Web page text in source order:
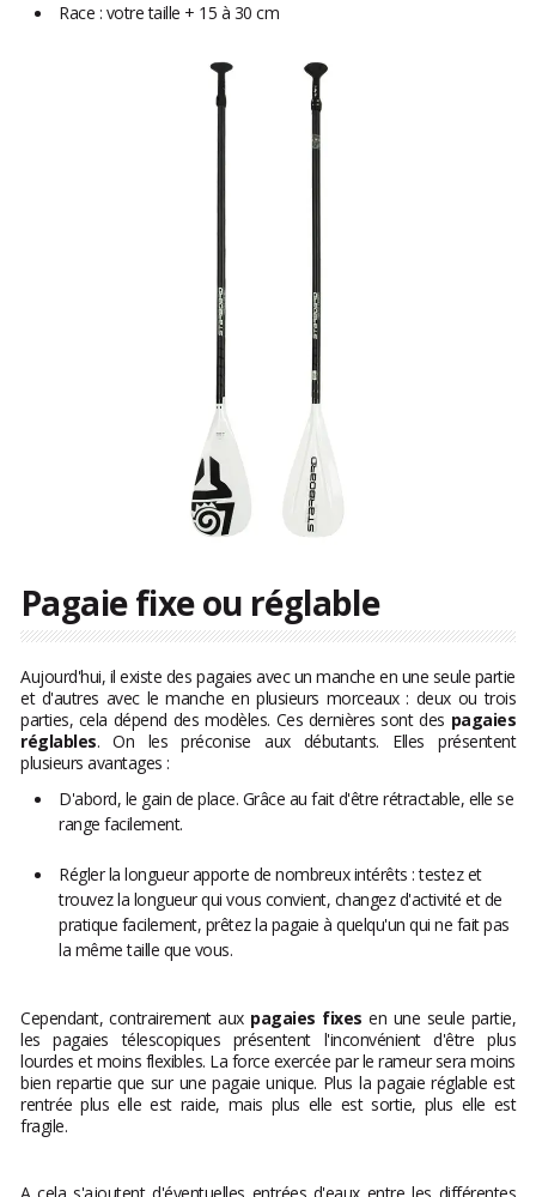
Race : votre taille + 15 à 30 cm
Pagaie fixe ou réglable
Aujourd'hui, il existe des pagaies avec un manche en une seule partie
et d'autres avec le manche en plusieurs morceaux : deux ou trois
parties, cela dépend des modèles. Ces dernières sont des pagaies
réglables. On les préconise aux débutants. Elles présentent
plusieurs avantages :
D'abord, le gain de place. Grâce au fait d'être rétractable, elle se
range facilement.
Régler la longueur apporte de nombreux intérêts : testez et
trouvez la longueur qui vous convient, changez d'activité et de
pratique facilement, prêtez la pagaie à quelqu'un qui ne fait pas
la même taille que vous.
Cependant, contrairement aux pagaies fixes en une seule partie,
les pagaies télescopiques présentent l'inconvénient d'être plus
lourdes et moins flexibles. La force exercée par le rameur sera moins
bien repartie que sur une pagaie unique. Plus la pagaie réglable est
rentrée plus elle est raide, mais plus elle est sortie, plus elle est
fragile.